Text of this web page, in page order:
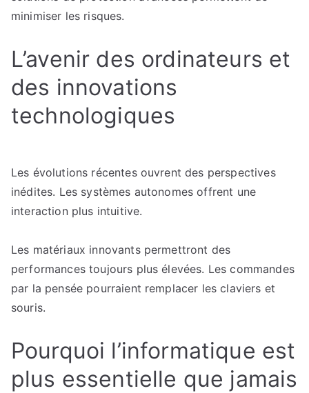
minimiser les risques.
L’avenir des ordinateurs et
des innovations
technologiques
Les évolutions récentes ouvrent des perspectives
inédites. Les systèmes autonomes offrent une
interaction plus intuitive.
Les matériaux innovants permettront des
performances toujours plus élevées. Les commandes
par la pensée pourraient remplacer les claviers et
souris.
Pourquoi l’informatique est
plus essentielle que jamais